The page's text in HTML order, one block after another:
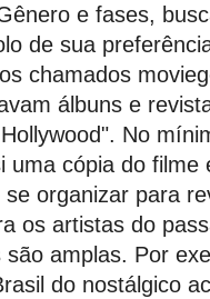
e fases,
de sua
chamados
álbuns e
No
uma cópia do filme
organizar para
os artistas do
amplas. Por
do nostálgico